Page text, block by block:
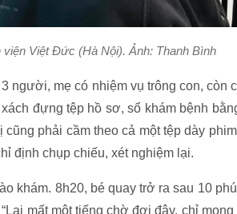
Việt Đức (Hà Nội). Ảnh: Thanh Bình
người, mẹ có nhiệm vụ trông con, còn
đựng tệp hồ sơ, sổ khám bệnh
phải cầm theo cả một tệp dày
định chụp chiếu, xét nghiệm lại.
khám. 8h20, bé quay trở ra sau 10
mất một tiếng chờ đợi đây, chỉ mong